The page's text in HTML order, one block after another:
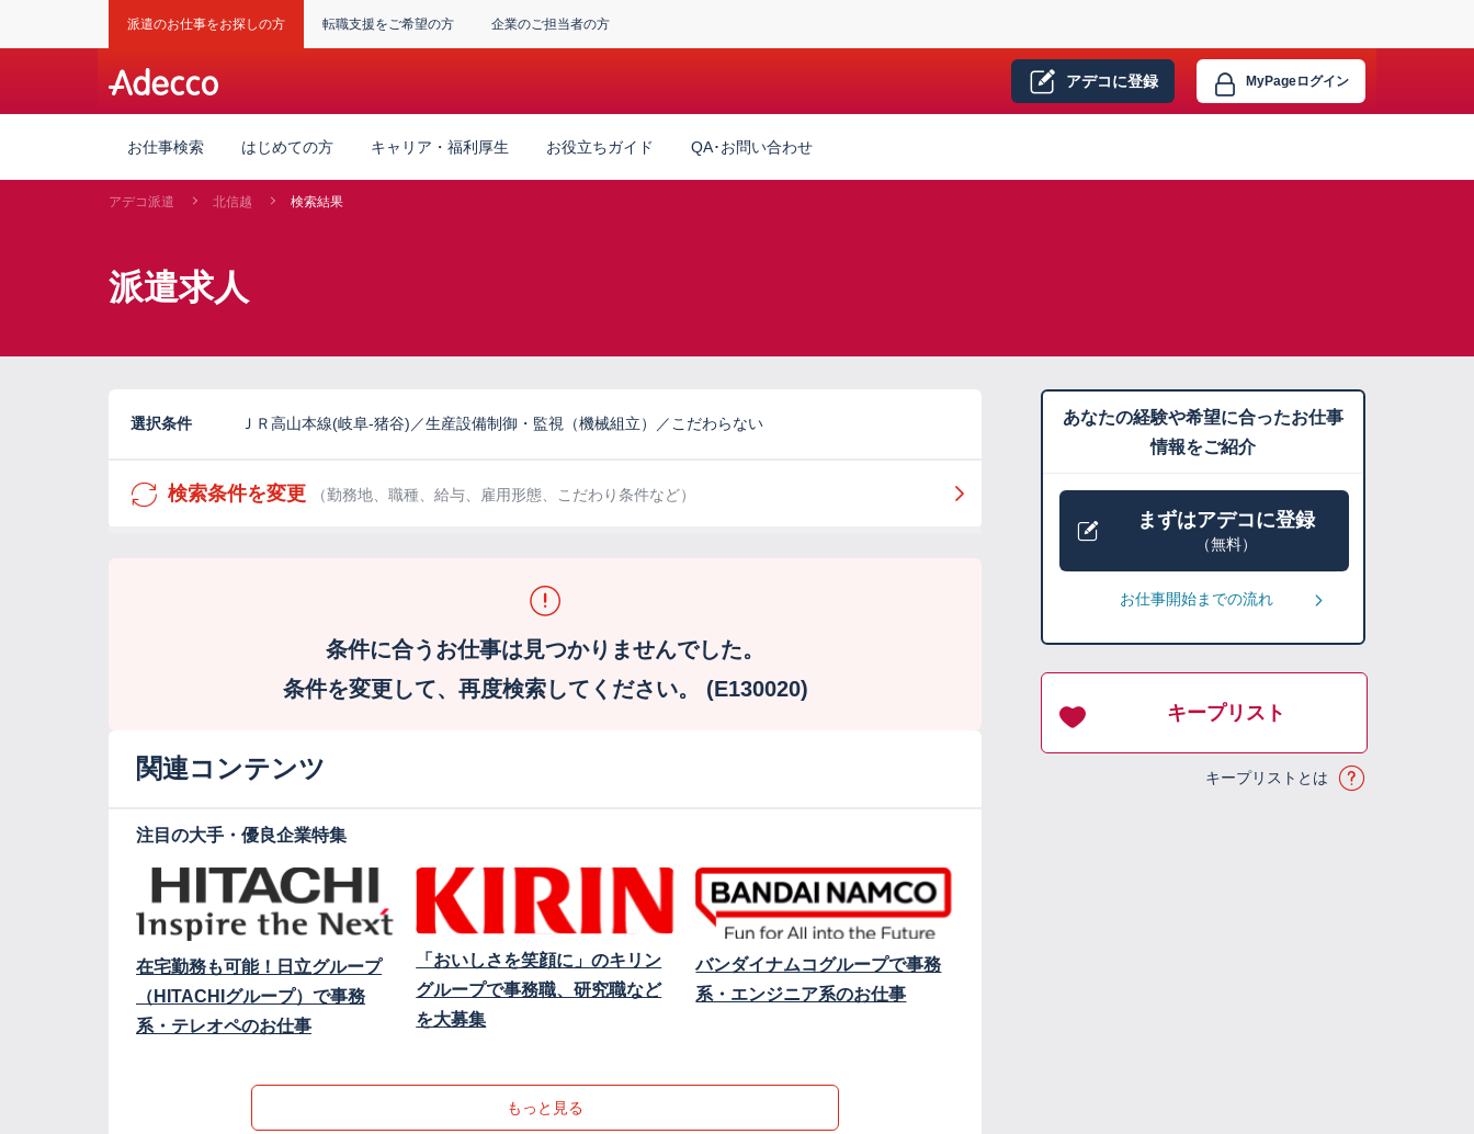
派遣のお仕事をお探しの方 転職支援をご希望の方 企業のご担当者の方
アデコに登録 MyPageログイン
お仕事検索 はじめての方 キャリア・福利厚生 お役立ちガイド QA･お問い合わせ
アデコ派遣 北信越 検索結果
派遣求人
選択条件 ＪＲ高山本線(岐阜-猪谷)／生産設備制御・監視（機械組立）／こだわらない
検索条件を変更 （勤務地、職種、給与、雇用形態、こだわり条件など）
条件に合うお仕事は見つかりませんでした。
条件を変更して、再度検索してください。 (E130020)
関連コンテンツ
注目の大手・優良企業特集
在宅勤務も可能！日立グループ
（HITACHIグループ）で事務
系・テレオペのお仕事
「おいしさを笑顔に」のキリン
グループで事務職、研究職など
を大募集
バンダイナムコグループで事務
系・エンジニア系のお仕事
もっと見る
あなたの経験や希望に合ったお仕事
情報をご紹介
まずはアデコに登録
（無料）
お仕事開始までの流れ
キープリスト
キープリストとは